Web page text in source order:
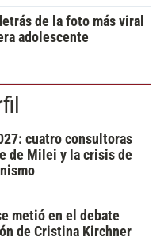
de la foto más viral
adolescente
cuatro consultoras
de Milei y la crisis de
metió en el debate
de Cristina Kirchner